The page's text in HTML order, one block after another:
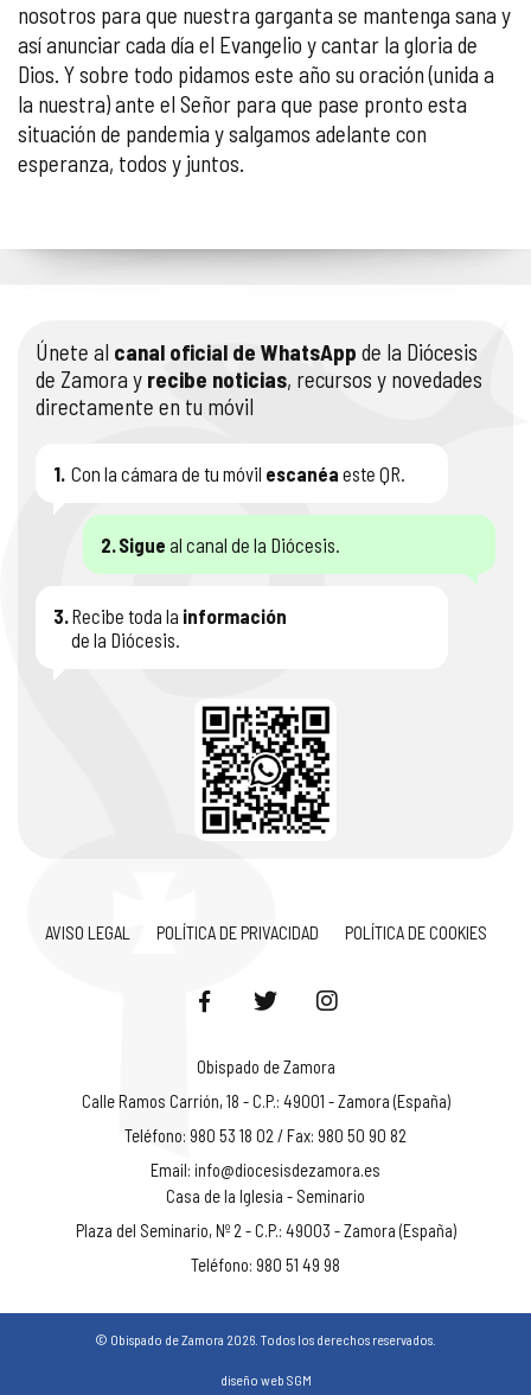
nosotros para que nuestra garganta se mantenga sana y
así anunciar cada día el Evangelio y cantar la gloria de
Dios. Y sobre todo pidamos este año su oración (unida a
la nuestra) ante el Señor para que pase pronto esta
situación de pandemia y salgamos adelante con
esperanza, todos y juntos.
Únete al canal oficial de WhatsApp de la Diócesis
de Zamora y recibe noticias, recursos y novedades
directamente en tu móvil
1. Con la cámara de tu móvil escanéa este QR.
2.Sigue al canal de la Diócesis.
3.Recibe toda la información
de la Diócesis.
AVISO LEGAL POLÍTICA DE PRIVACIDAD POLÍTICA DE COOKIES
Obispado de Zamora
Calle Ramos Carrión, 18 - C.P.: 49001 - Zamora (España)
Teléfono: 980 53 18 02 / Fax: 980 50 90 82
Email: info@diocesisdezamora.es
Casa de la Iglesia - Seminario
Plaza del Seminario, Nº 2 - C.P.: 49003 - Zamora (España)
Teléfono: 980 51 49 98
© Obispado de Zamora 2026. Todos los derechos reservados.
diseño web SGM